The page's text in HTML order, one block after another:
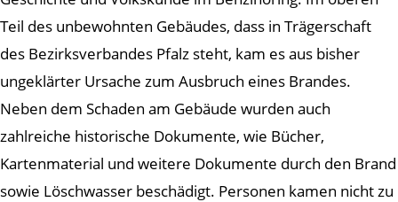
Teil des unbewohnten Gebäudes, dass in Trägerschaft
des Bezirksverbandes Pfalz steht, kam es aus bisher
ungeklärter Ursache zum Ausbruch eines Brandes.
Neben dem Schaden am Gebäude wurden auch
zahlreiche historische Dokumente, wie Bücher,
Kartenmaterial und weitere Dokumente durch den Brand
sowie Löschwasser beschädigt. Personen kamen nicht zu